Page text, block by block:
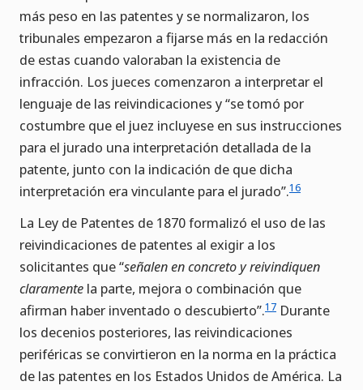
más peso en las patentes y se normalizaron, los
tribunales empezaron a fijarse más en la redacción
de estas cuando valoraban la existencia de
infracción. Los jueces comenzaron a interpretar el
lenguaje de las reivindicaciones y “se tomó por
costumbre que el juez incluyese en sus instrucciones
para el jurado una interpretación detallada de la
patente, junto con la indicación de que dicha
interpretación era vinculante para el jurado”.16
La Ley de Patentes de 1870 formalizó el uso de las
reivindicaciones de patentes al exigir a los
solicitantes que “señalen en concreto y reivindiquen
claramente la parte, mejora o combinación que
afirman haber inventado o descubierto”.17 Durante
los decenios posteriores, las reivindicaciones
periféricas se convirtieron en la norma en la práctica
de las patentes en los Estados Unidos de América. La